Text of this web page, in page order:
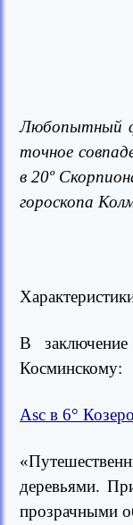
Любопытный
точное
в 20º
гороскопа
В
Косминскому:
Asc в 6°
деревьями.
прозрачными